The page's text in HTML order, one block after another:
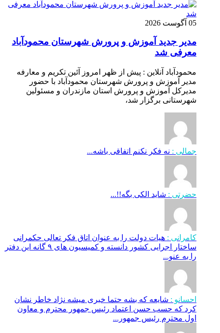
05 آگوست 2026
مدیر جدید آموزش و پرورش شهرستان محمودآباد
معرفی شد
محمودآباد آنلاین : پیش از ظهر امروز آئین تکریم و معارفه
مدیر آموزش و پرورش شهرستان محمودآباد با حضور
مدیرکل آموزش و پرورش استان مازندران و مسئولین
شهرستانی برگزار شد،
جمالی : نه فکر نکنم اتفاقی باشه...
حضرتی : شاید الکی بگه!!...
کامرانی : هیات دولت را به عنوان اتاق فکر تعالی حکمرانی
ساختار اجرایی کشور دانسته و کمیسیون های ۹ گانه این دفتر
را به عنو...
احسانو : شایعه که بشه حتما خبری میشه نژاد خاطر نشان
کرد که حسب حسن اعتماد رئیس جمهور محترم و معاون
اول محترم رئیس جمهور...